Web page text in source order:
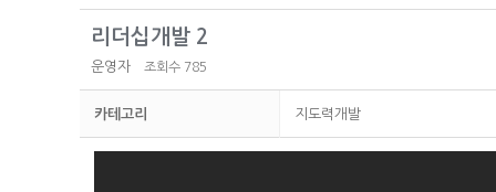
리더십개발 2
운영자 조회수 785
카테고리 지도력개발